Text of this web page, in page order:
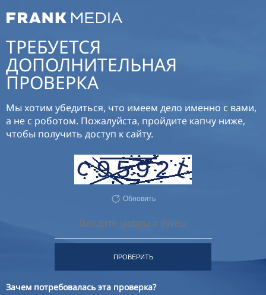
ТРЕБУЕТСЯ
ДОПОЛНИТЕЛЬНАЯ
ПРОВЕРКА
Мы хотим убедиться, что имеем дело именно с вами,
а не с роботом. Пожалуйста, пройдите капчу ниже,
чтобы получить доступ к сайту.
Обновить
ПРОВЕРИТЬ
Зачем потребовалась эта проверка?